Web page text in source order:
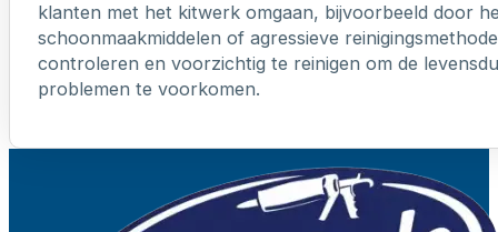
klanten met het kitwerk omgaan, bijvoorbeeld door
schoonmaakmiddelen of agressieve
controleren en voorzichtig te reinigen om de
problemen te voorkomen.